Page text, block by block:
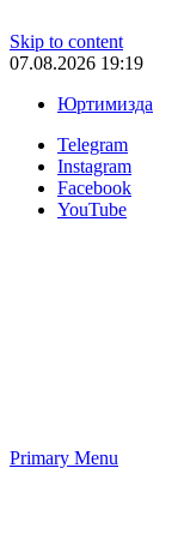
Skip to content
07.08.2026 19:19
Юртимизда
Telegram
Instagram
Facebook
YouTube
Primary Menu